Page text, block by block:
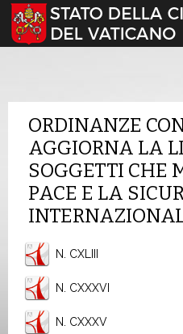
Seleziona la tua lingua
ORDINANZE
AGGIORNA LA
SOGGETTI CHE
PACE E LA
N. CXLIII
N. CXXXVI
N. CXXXV